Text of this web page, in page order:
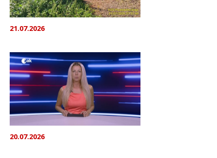
21.07.2026
20.07.2026